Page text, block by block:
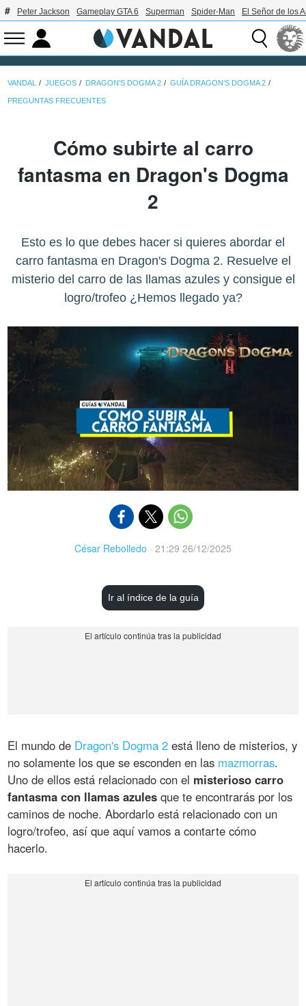
Peter Jackson Gameplay GTA 6 Superman Spider-Man El Señor de los
VANDAL JUEGOS DRAGON'S DOGMA 2 GUÍA DRAGON'S DOGMA 2
PREGUNTAS FRECUENTES
Cómo subirte al carro
fantasma en Dragon's Dogma
2
Esto es lo que debes hacer si quieres abordar el
carro fantasma en Dragon's Dogma 2. Resuelve el
misterio del carro de las llamas azules y consigue el
logro/trofeo ¿Hemos llegado ya?
César Rebolledo · 21:29 26/12/2025
Ir al índice de la guía
El mundo de Dragon's Dogma 2 está lleno de misterios, y
no solamente los que se esconden en las mazmorras.
Uno de ellos está relacionado con el misterioso carro
fantasma con llamas azules que te encontrarás por los
caminos de noche. Abordarlo está relacionado con un
logro/trofeo, así que aquí vamos a contarte cómo
hacerlo.